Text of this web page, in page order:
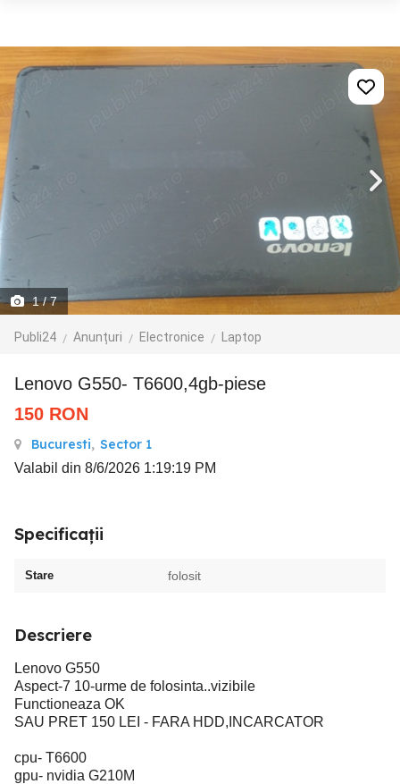
1/ 7
Publi24 Anunțuri Electronice Laptop
Lenovo G550- T6600,4gb-piese
150 RON
Bucuresti, Sector 1
Valabil din 8/6/2026 1:19:19 PM
Specificații
Stare folosit
Descriere
Lenovo G550
Aspect-7 10-urme de folosinta..vizibile
Functioneaza OK
SAU PRET 150 LEI - FARA HDD,INCARCATOR
cpu- T6600
gpu- nvidia G210M